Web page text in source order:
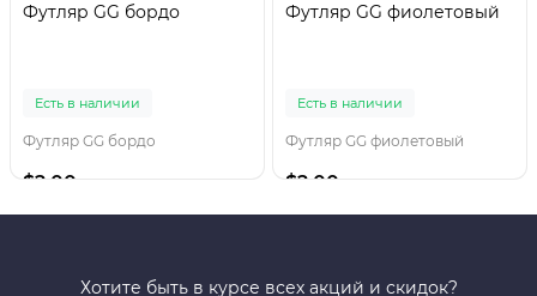
Футляр GG бордо
Есть в наличии
Футляр GG бордо
$2.00
Футляр GG фиолетовый
Есть в наличии
Футляр GG фиолетовый
$2.00
Хотите быть в курсе всех акций и скидок?